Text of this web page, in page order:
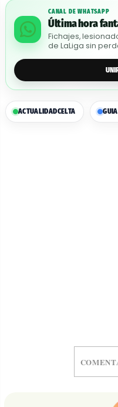
CANAL DE WHATSAPP
Última hora
Fichajes,
de LaLiga sin
ACTUALIDADCELTA